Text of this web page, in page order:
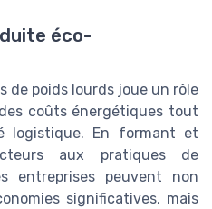
éco-
de poids lourds joue un rôle
coûts énergétiques tout
logistique. En formant et
aux pratiques de
entreprises peuvent non
significatives, mais